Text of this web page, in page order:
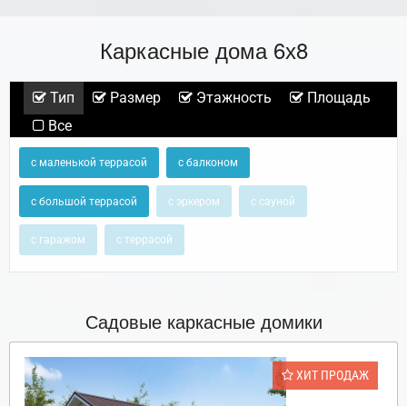
Каркасные дома 6х8
Тип Размер Этажность
Площадь
Все
с маленькой террасой с балконом
с большой террасой с эркером с сауной
с гаражом с террасой
Садовые каркасные домики
ХИТ ПРОДАЖ